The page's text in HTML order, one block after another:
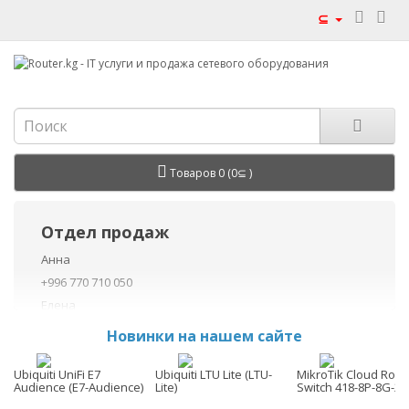
⊆
Товаров 0 (0⊆ )
Отдел продаж
Анна
+996 770 710 050
Елена
+996 770 710 040
+996 755 710 050
Данил
+996 775 710 060
Новинки на нашем сайте
Ubiquiti UniFi E7
Audience (E7-Audience)
Ubiquiti LTU Lite (LTU-
Lite)
MikroTik Cloud
Switch 418-8P-8G-